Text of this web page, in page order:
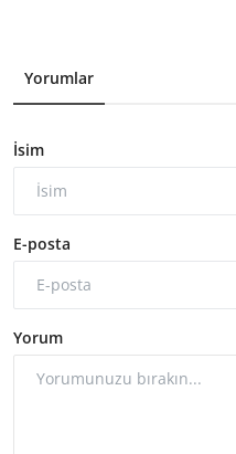
Yorumlar
İsim
E-posta
Yorum